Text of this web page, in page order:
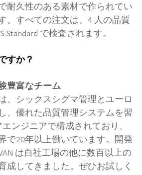
耐久性のある素材で作られてい
。すべての注文は、4 人の品質
Standard で検査されます。
すか？
豊富なチーム
、シックスシグマ管理とユーロ
、優れた品質管理システムを習
ンジニアで構成されており、
で20年以上働いています。開発
は自社工場の他に数百以上の
成してきました。ぜひお試しく